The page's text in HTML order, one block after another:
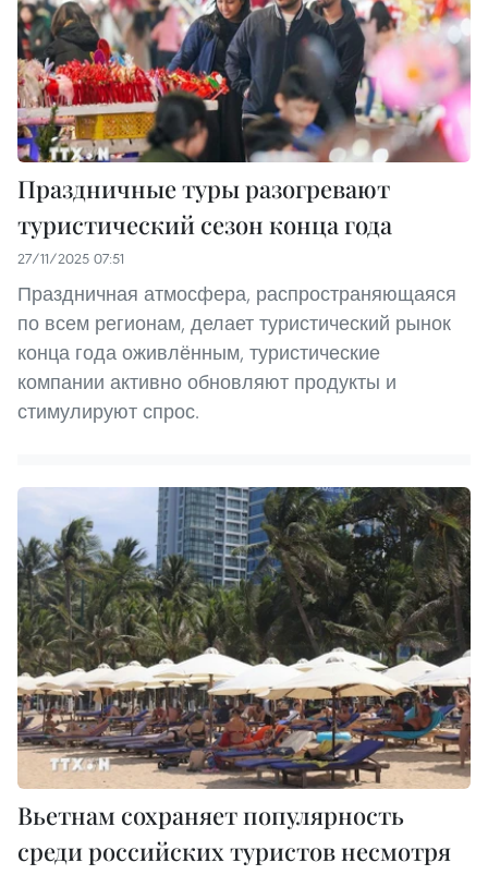
Праздничные туры разогревают
туристический сезон конца года
27/11/2025 07:51
Праздничная атмосфера, распространяющаяся
по всем регионам, делает туристический рынок
конца года оживлённым, туристические
компании активно обновляют продукты и
стимулируют спрос.
Вьетнам сохраняет популярность
среди российских туристов несмотря